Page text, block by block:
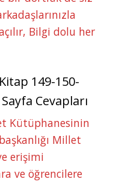
Bilgi dolu her
149-150-
Cevapları
Kütüphanesinin
Millet
erişimi
ve öğrencilere